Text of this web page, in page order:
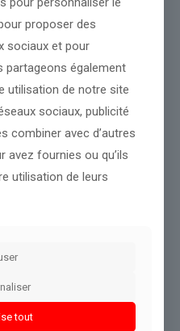
proposer des
sociaux et pour
partageons également
utilisation de notre site
sociaux, publicité
combiner avec d’autres
avez fournies ou qu’ils
utilisation de leurs
tout